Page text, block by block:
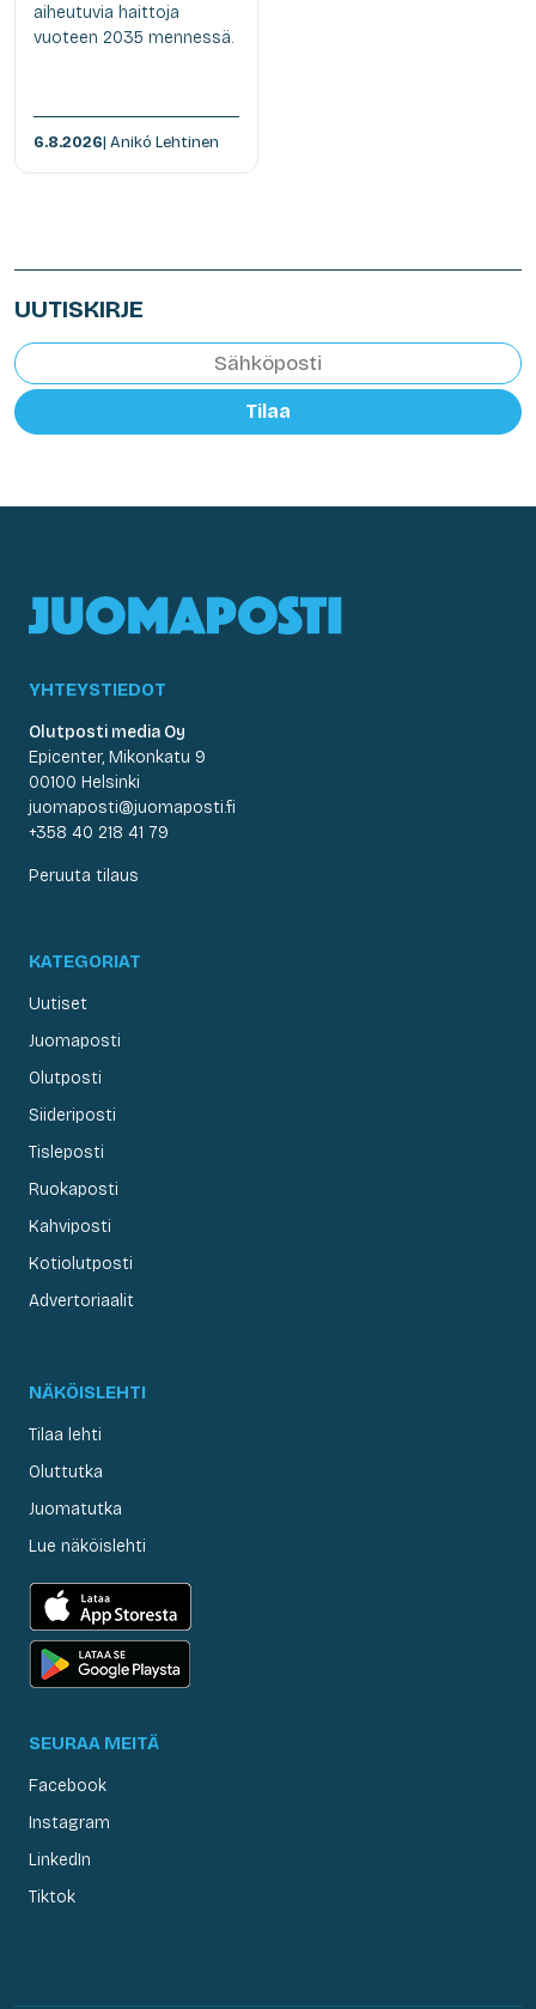
aiheutuvia haittoja
vuoteen 2035 mennessä.
6.8.2026| Anikó Lehtinen
UUTISKIRJE
Tilaa
YHTEYSTIEDOT
Olutposti media Oy
Epicenter, Mikonkatu 9
00100 Helsinki
juomaposti@juomaposti.fi
+358 40 218 41 79
Peruuta tilaus
KATEGORIAT
Uutiset
Juomaposti
Olutposti
Siideriposti
Tisleposti
Ruokaposti
Kahviposti
Kotiolutposti
Advertoriaalit
NÄKÖISLEHTI
Tilaa lehti
Oluttutka
Juomatutka
Lue näköislehti
SEURAA MEITÄ
Facebook
Instagram
LinkedIn
Tiktok